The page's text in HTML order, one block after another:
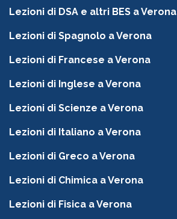
Lezioni di DSA e altri BES a Verona
Lezioni di Spagnolo a Verona
Lezioni di Francese a Verona
Lezioni di Inglese a Verona
Lezioni di Scienze a Verona
Lezioni di Italiano a Verona
Lezioni di Greco a Verona
Lezioni di Chimica a Verona
Lezioni di Fisica a Verona